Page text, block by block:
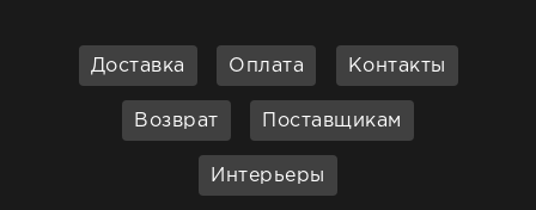
Доставка Оплата Контакты
Возврат Поставщикам
Интерьеры